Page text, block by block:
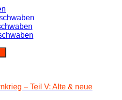
– Teil V: Alte & neue